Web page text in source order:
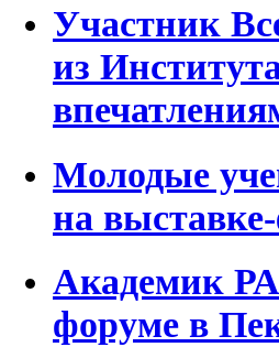
Участник
из
Молодые
на
Академик
форуме в